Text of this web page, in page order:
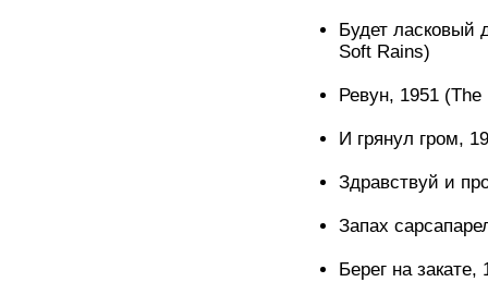
Будет ласковый
Soft Rains)
Ревун, 1951
И грянул гром,
Здравствуй и
Запах
Берег на